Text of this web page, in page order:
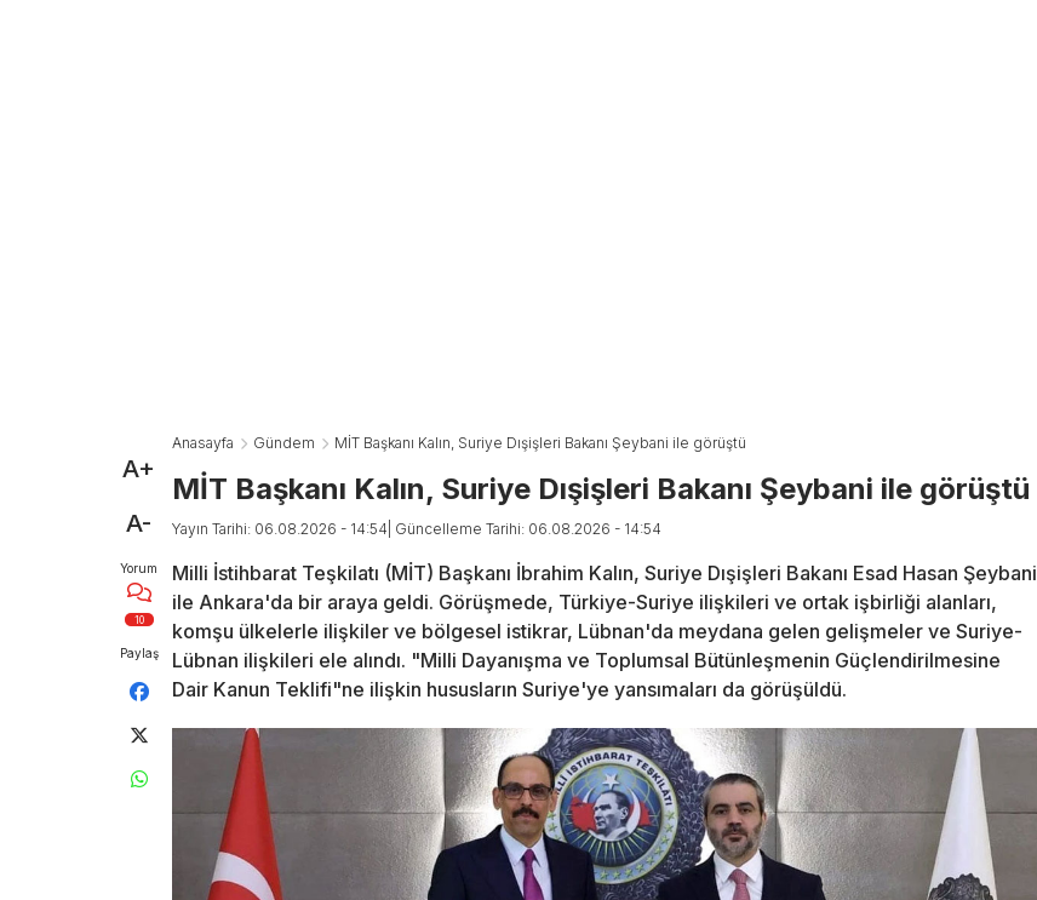
A+
A-
Yorum
10
Paylaş
Anasayfa Gündem MİT Başkanı Kalın, Suriye Dışişleri Bakanı Şeybani ile görüştü
MİT Başkanı Kalın, Suriye Dışişleri Bakanı Şeybani ile görüştü
Yayın Tarihi: 06.08.2026 - 14:54 | Güncelleme Tarihi: 06.08.2026 - 14:54
Milli İstihbarat Teşkilatı (MİT) Başkanı İbrahim Kalın, Suriye Dışişleri Bakanı Esad Hasan Şeybani
ile Ankara'da bir araya geldi. Görüşmede, Türkiye-Suriye ilişkileri ve ortak işbirliği alanları,
komşu ülkelerle ilişkiler ve bölgesel istikrar, Lübnan'da meydana gelen gelişmeler ve Suriye-
Lübnan ilişkileri ele alındı. "Milli Dayanışma ve Toplumsal Bütünleşmenin Güçlendirilmesine
Dair Kanun Teklifi"ne ilişkin hususların Suriye'ye yansımaları da görüşüldü.